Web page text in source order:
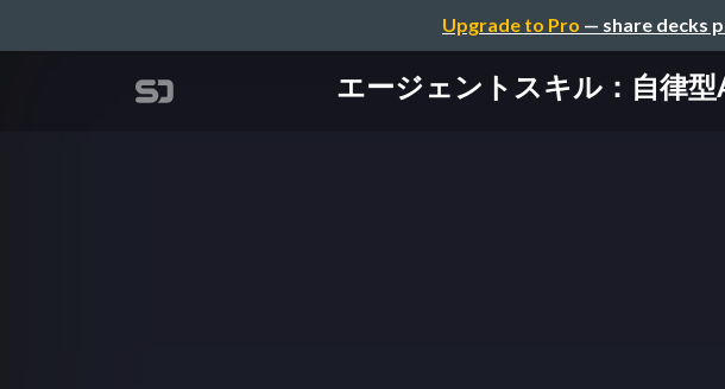
Upgrade to Pro — share decks
エージェントスキル：自律